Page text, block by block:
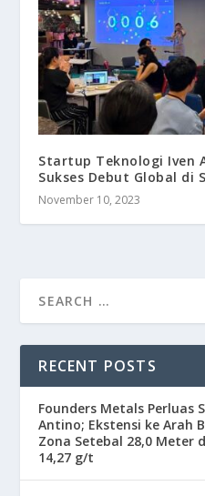
Startup Teknologi Iven
Sukses Debut Global di
November 10, 2023
RECENT POSTS
Founders Metals Perluas
Antino; Ekstensi ke Arah
Zona Setebal 28,0 Meter
14,27 g/t